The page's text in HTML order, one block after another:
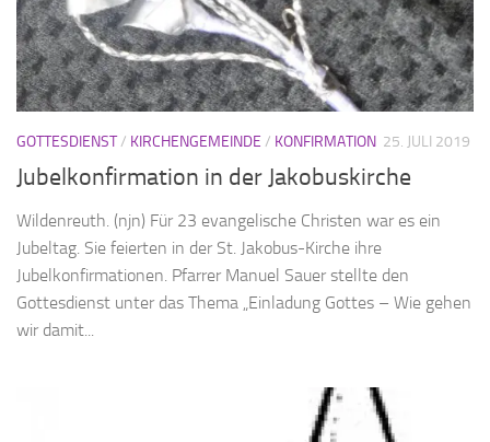
GOTTESDIENST/ KIRCHENGEMEINDE / KONFIRMATION 25. JULI 2019
Jubelkonfirmation in der Jakobuskirche
Wildenreuth. (njn) Für 23 evangelische Christen war es ein
Jubeltag. Sie feierten in der St. Jakobus-Kirche ihre
Jubelkonfirmationen. Pfarrer Manuel Sauer stellte den
Gottesdienst unter das Thema „Einladung Gottes – Wie gehen
wir damit...